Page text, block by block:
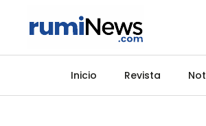
Inicio Revista